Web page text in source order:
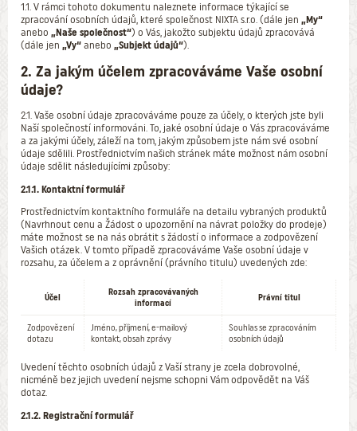
1.1. V rámci tohoto dokumentu naleznete informace týkající se
zpracování osobních údajů, které společnost NIXTA s.r.o. (dále jen „My“
anebo „Naše společnost“) o Vás, jakožto subjektu údajů zpracovává
(dále jen „Vy“ anebo „Subjekt údajů“).
2. Za jakým účelem zpracováváme Vaše osobní
údaje?
2.1. Vaše osobní údaje zpracováváme pouze za účely, o kterých jste byli
Naší společností informováni. To, jaké osobní údaje o Vás zpracováváme
a za jakými účely, záleží na tom, jakým způsobem jste nám své osobní
údaje sdělili. Prostřednictvím našich stránek máte možnost nám osobní
údaje sdělit následujícími způsoby:
2.1.1. Kontaktní formulář
Prostřednictvím kontaktního formuláře na detailu vybraných produktů
(Navrhnout cenu a Žádost o upozornění na návrat položky do prodeje)
máte možnost se na nás obrátit s žádostí o informace a zodpovězení
Vašich otázek. V tomto případě zpracováváme Vaše osobní údaje v
rozsahu, za účelem a z oprávnění (právního titulu) uvedených zde:
Účel
Rozsah zpracovávaných
informací
Právní titul
Zodpovězení
dotazu
Jméno, příjmení, e-mailový
kontakt, obsah zprávy
Souhlas se zpracováním
osobních údajů
Uvedení těchto osobních údajů z Vaší strany je zcela dobrovolné,
nicméně bez jejich uvedení nejsme schopni Vám odpovědět na Váš
dotaz.
2.1.2. Registrační formulář